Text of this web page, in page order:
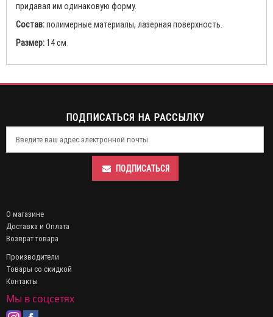
придавая им одинаковую форму.
Состав:полимерные материалы, лазерная поверхность.
Размер:14 см
ПОДПИСАТЬСЯ НА РАССЫЛКУ
ПОДПИСАТЬСЯ
О магазине
Доставка и Оплата
Возврат товара
Производители
Товары со скидкой
Контакты
Мы в соцсетях